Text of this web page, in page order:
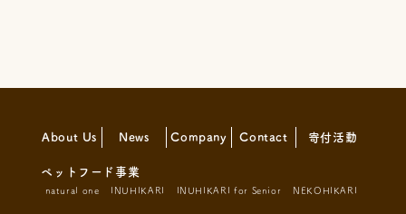
About Us News Company Contact 寄付活動
ペットフード事業
natural one INUHIKARI INUHIKARI for Senior NEKOHIKARI